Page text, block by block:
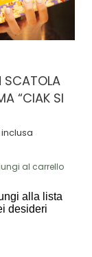
SCATOLA
“CIAK SI
inclusa
al carrello
alla lista
desideri